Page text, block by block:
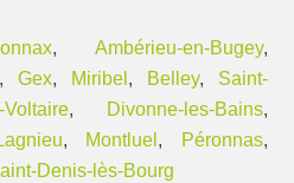
, Ambérieu-en-Bugey,
,Gex, Miribel , Belley, Saint-
Voltaire, Divonne-les-Bains,
, Montluel , Péronnas,
Denis-lès-Bourg